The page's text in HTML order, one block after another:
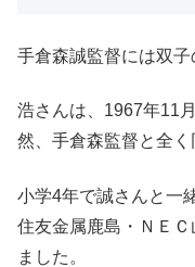
手倉森誠監督には双子
浩さんは、1967年11
然、手倉森監督と全く
小学4年で誠さんと一
住友金属鹿島・ＮＥ
ました。